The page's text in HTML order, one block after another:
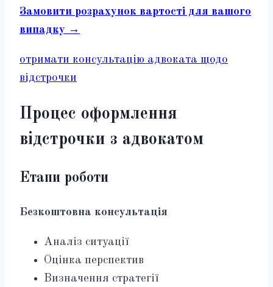
Замовити розрахунок вартості для вашого
випадку →
отримати консультацію адвоката щодо
відстрочки
Процес оформлення
відстрочки з адвокатом
Етапи роботи
Безкоштовна консультація
Аналіз ситуації
Оцінка перспектив
Визначення стратегії